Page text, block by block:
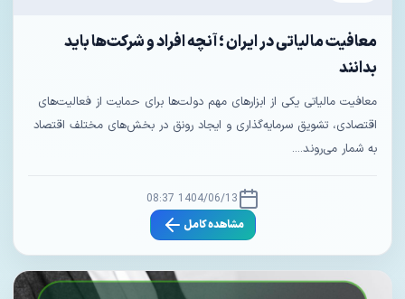
معافیت‌ مالیاتی در ایران ؛ آنچه افراد و شرکت‌ها باید
بدانند
معافیت‌ مالیاتی یکی از ابزارهای مهم دولت‌ها برای حمایت از فعالیت‌های
اقتصادی، تشویق سرمایه‌گذاری و ایجاد رونق در بخش‌های مختلف اقتصاد
به شمار می‌روند....
1404/06/13 08:37
مشاهده کامل